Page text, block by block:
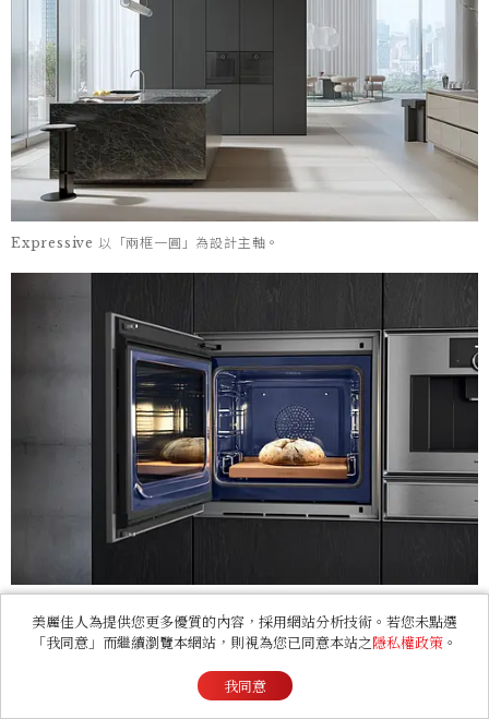
Expressive 以「兩框一圓」為設計主軸。
美麗佳人為提供您更多優質的內容，採用網站分析技術。若您未點選
「我同意」而繼續瀏覽本網站，則視為您已同意本站之隱私權政策 。
我同意